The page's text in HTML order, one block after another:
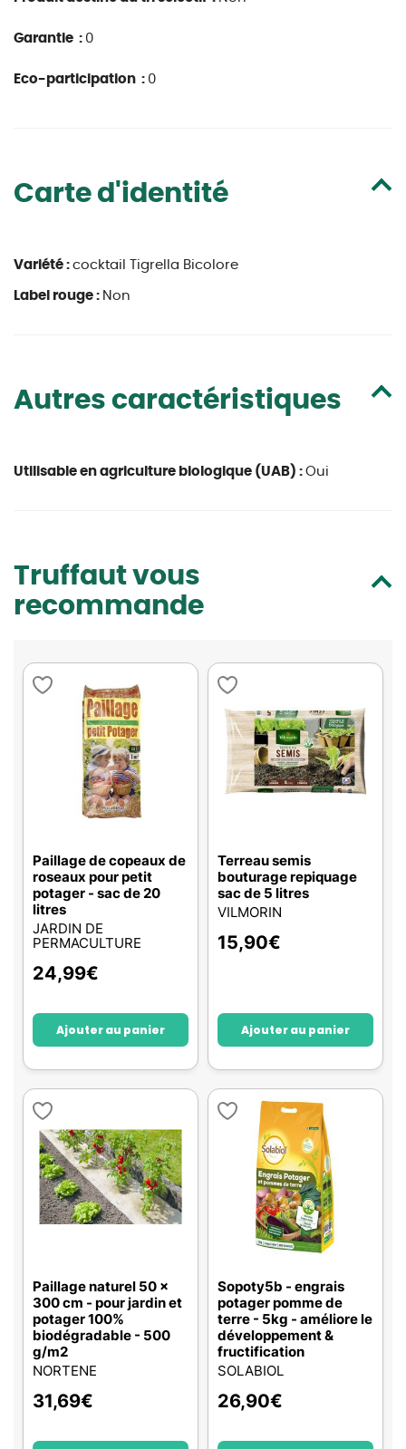
Garantie : 0
Eco-participation : 0
Carte d'identité
Variété : cocktail Tigrella Bicolore
Label rouge : Non
Autres caractéristiques
Utilisable en agriculture biologique (UAB) : Oui
Truffaut vous
recommande
Paillage de copeaux de
roseaux pour petit
potager - sac de 20
litres
JARDIN DE
PERMACULTURE
24,99€
Ajouter au panier
Terreau semis
bouturage repiquage
sac de 5 litres
VILMORIN
15,90€
Ajouter au panier
Paillage naturel 50 x
300 cm - pour jardin et
potager 100%
biodégradable - 500
g/m2
NORTENE
31,69€
Sopoty5b - engrais
potager pomme de
terre - 5kg - améliore le
développement &
fructification
SOLABIOL
26,90€